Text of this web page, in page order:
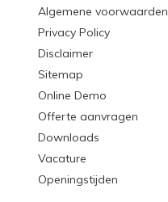
Algemene voorwaarden
Privacy Policy
Disclaimer
Sitemap
Online Demo
Offerte aanvragen
Downloads
Vacature
Openingstijden